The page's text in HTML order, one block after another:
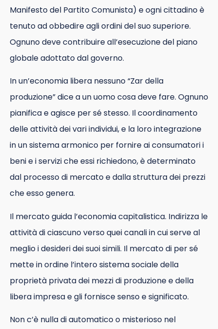
Manifesto del Partito Comunista) e ogni cittadino è
tenuto ad obbedire agli ordini del suo superiore.
Ognuno deve contribuire all’esecuzione del piano
globale adottato dal governo.
In un’economia libera nessuno “Zar della
produzione” dice a un uomo cosa deve fare. Ognuno
pianifica e agisce per sé stesso. Il coordinamento
delle attività dei vari individui, e la loro integrazione
in un sistema armonico per fornire ai consumatori i
beni e i servizi che essi richiedono, è determinato
dal processo di mercato e dalla struttura dei prezzi
che esso genera.
Il mercato guida l’economia capitalistica. Indirizza le
attività di ciascuno verso quei canali in cui serve al
meglio i desideri dei suoi simili. Il mercato di per sé
mette in ordine l’intero sistema sociale della
proprietà privata dei mezzi di produzione e della
libera impresa e gli fornisce senso e significato.
Non c’è nulla di automatico o misterioso nel